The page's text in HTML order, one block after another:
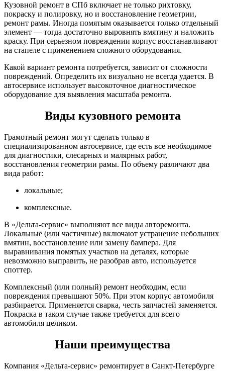
Кузовной ремонт в СПб включает не только рихтовку,
покраску и полировку, но и восстановление геометрии,
ремонт рамы. Иногда помятым оказывается только отдельный
элемент — тогда достаточно выровнять вмятину и наложить
краску. При серьезном повреждении корпус восстанавливают
на стапеле с применением сложного оборудования.
Какой вариант ремонта потребуется, зависит от сложности
повреждений. Определить их визуально не всегда удается. В
автосервисе использует высокоточное диагностическое
оборудование для выявления масштаба ремонта.
Виды кузовного ремонта
Грамотный ремонт могут сделать только в
специализированном автосервисе, где есть все необходимое
для диагностики, слесарных и малярных работ,
восстановления геометрии рамы. По объему различают два
вида работ:
локальные;
комплексные.
В «Дельта-сервис» выполняют все виды авторемонта.
Локальные (или частичные) включают устранение небольших
вмятин, восстановление или замену бампера. Для
выравнивания помятых участков на деталях, которые
невозможно выправить, не разобрав авто, используется
споттер.
Комплексный (или полный) ремонт необходим, если
повреждения превышают 50%. При этом корпус автомобиля
разбирается. Применяется сварка, честь запчастей заменяется.
Покраска в таком случае также требуется для всего
автомобиля целиком.
Наши преимущества
Компания «Дельта-сервис» ремонтирует в Санкт-Петербурге